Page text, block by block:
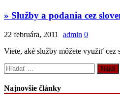
» Služby a podania cez
22 februára, 2011 admin 0
Viete, aké služby môžete využiť
Hľadať:
Najnovšie články